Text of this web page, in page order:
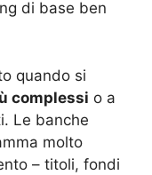
di base ben
quando si
complessi o a
Le banche
molto
– titoli, fondi